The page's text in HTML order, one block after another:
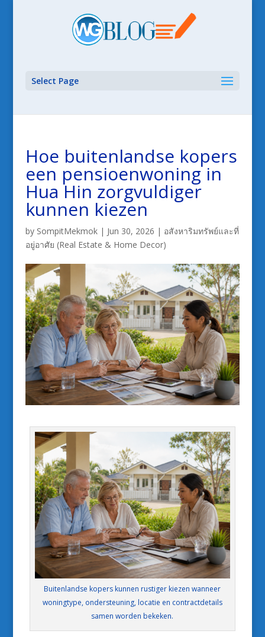
Select Page
Hoe buitenlandse kopers
een pensioenwoning in
Hua Hin zorgvuldiger
kunnen kiezen
by SompitMekmok| Jun 30, 2026 | อสังหาริมทรัพย์และที่
อยู่อาศัย (Real Estate & Home Decor)
Buitenlandse kopers kunnen rustiger kiezen wanneer
woningtype, ondersteuning, locatie en contractdetails
samen worden bekeken.